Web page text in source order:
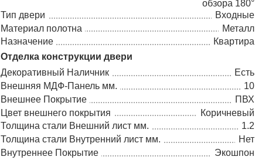
обзора 180°
Тип двери
Входные
Материал полотна
Металл
Назначение
Квартира
Отделка конструкции двери
Декоративный Наличник
Есть
Внешняя МДФ-Панель мм.
10
Внешнее Покрытие
ПВХ
Цвет внешнего покрытия
Коричневый
Толщина стали Внешний лист мм.
1.2
Толщина стали Внутренний лист мм.
Нет
Внутреннее Покрытие
Экошпон